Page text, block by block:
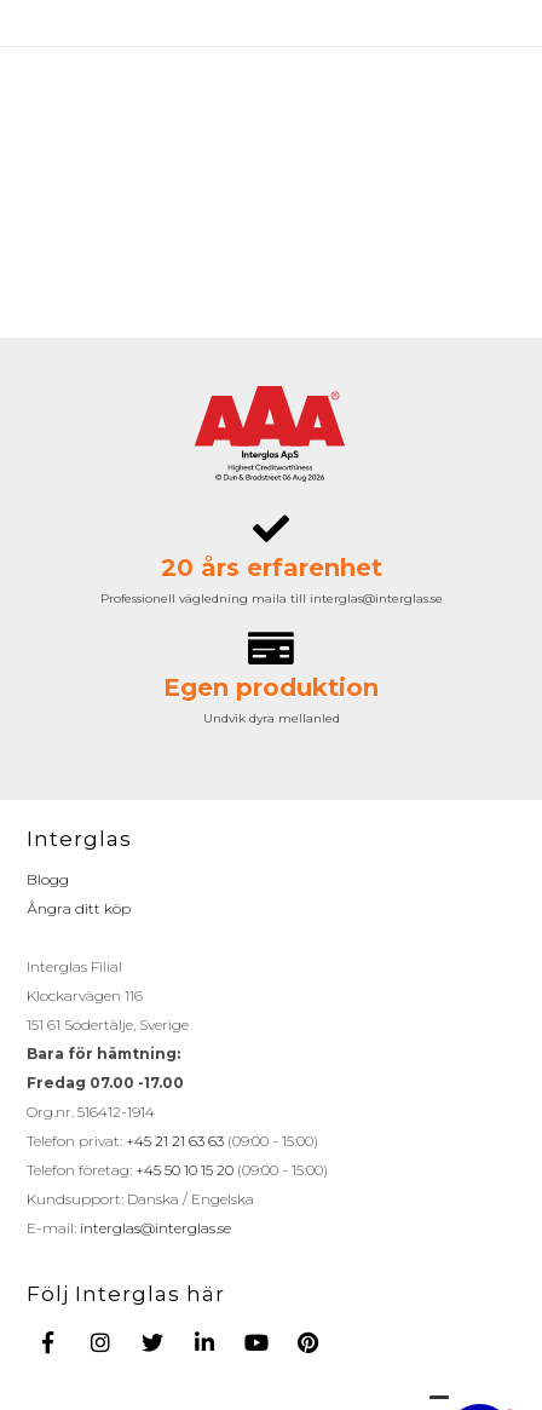
20 års erfarenhet
Professionell vägledning maila till interglas@interglas.se
Egen produktion
Undvik dyra mellanled
Interglas
Blogg
Ångra ditt köp
Interglas Filial
Klockarvägen 116
151 61 Södertälje, Sverige
Bara för hämtning:
Fredag 07.00 -17.00
Org.nr. 516412-1914
Telefon privat: +45 21 21 63 63 (09:00 - 15:00)
Telefon företag: +45 50 10 15 20 (09:00 - 15:00)
Kundsupport: Danska / Engelska
E-mail: interglas@interglas.se
Följ Interglas här